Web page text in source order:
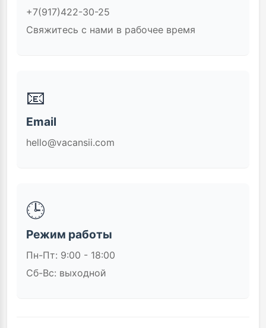
+7(917)422-30-25
Свяжитесь с нами в рабочее время
📧
Email
hello@vacansii.com
🕒
Режим работы
Пн-Пт: 9:00 - 18:00
Сб-Вс: выходной